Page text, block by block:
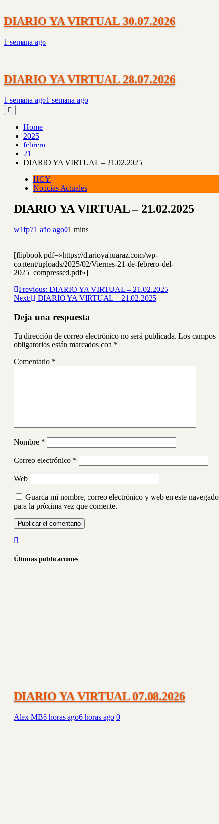
DIARIO YA VIRTUAL 30.07.2026
1 semana ago
DIARIO YA VIRTUAL 28.07.2026
1 semana ago1 semana ago
Home
2025
febrero
21
DIARIO YA VIRTUAL – 21.02.2025
HOY
Noticias Actuales
DIARIO YA VIRTUAL – 21.02.2025
w1fp71 año ago01 mins
[flipbook pdf=»https://diarioyahuaraz.com/wp-
content/uploads/2025/02/Viernes-21-de-febrero-del-
2025_compressed.pdf»]
Navegación
de
entradas
Previous: DIARIO YA VIRTUAL – 21.02.2025
Next:
DIARIO YA VIRTUAL – 21.02.2025
Deja una respuesta
Tu dirección de correo electrónico no será publicada. Los campos
obligatorios están marcados con *
Comentario *
Nombre *
Correo electrónico *
Web
Guarda mi nombre, correo electrónico y web en este
para la próxima vez que comente.
DIARIO YA VIRTUAL 07.08.2026
Alex MB6 horas ago6 horas ago 0